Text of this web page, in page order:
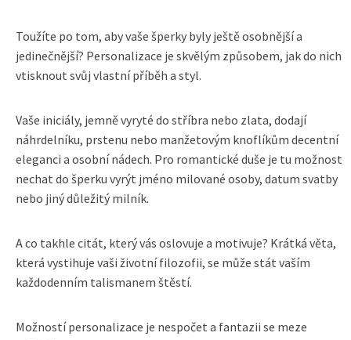
Toužíte po tom, aby vaše šperky byly ještě osobnější a
jedinečnější? Personalizace je skvělým způsobem, jak do nich
vtisknout svůj vlastní příběh a styl.
Vaše iniciály, jemně vyryté do stříbra nebo zlata, dodají
náhrdelníku, prstenu nebo manžetovým knoflíkům decentní
eleganci a osobní nádech. Pro romantické duše je tu možnost
nechat do šperku vyrýt jméno milované osoby, datum svatby
nebo jiný důležitý milník.
A co takhle citát, který vás oslovuje a motivuje? Krátká věta,
která vystihuje vaši životní filozofii, se může stát vaším
každodenním talismanem štěstí.
Možností personalizace je nespočet a fantazii se meze